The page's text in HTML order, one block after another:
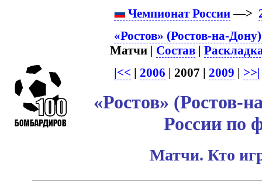
Чемпионат России—>
«Ростов» (Ростов-на-
Матчи | Состав |
|<< | 2006 | 2007 | 2009 | >>|
«Ростов» (Ростов-
России по
Матчи. Кто